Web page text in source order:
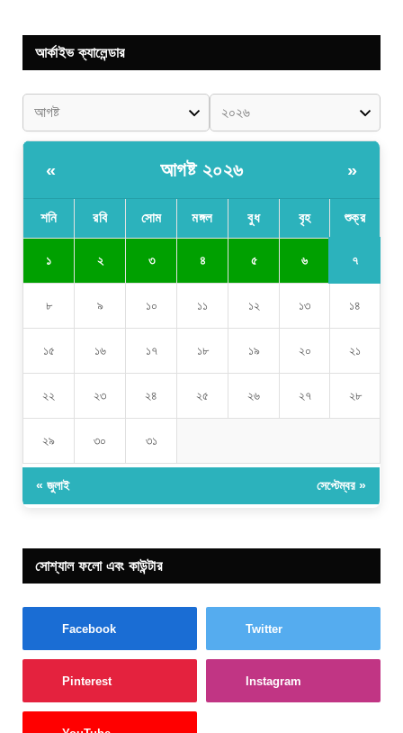
আর্কাইভ ক্যালেন্ডার
« আগষ্ট ২০২৬ »
শনি রবি সোম মঙ্গল বুধ বৃহ শুক্র
১ ২ ৩ ৪ ৫ ৬ ৭
৮ ৯ ১০ ১১ ১২ ১৩ ১৪
১৫ ১৬ ১৭ ১৮ ১৯ ২০ ২১
২২ ২৩ ২৪ ২৫ ২৬ ২৭ ২৮
২৯ ৩০ ৩১
« জুলাই সেপ্টেম্বর »
সোশ্যাল ফলো এবং কাউন্টার
Facebook Twitter
Pinterest Instagram